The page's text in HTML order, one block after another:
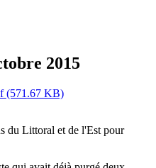
2015
(571.67 KB)
du Littoral et de l'Est pour